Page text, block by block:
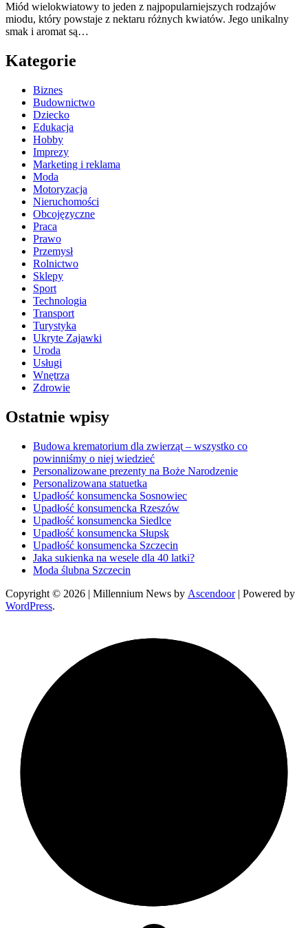
Miód wielokwiatowy to jeden z najpopularniejszych rodzajów
miodu, który powstaje z nektaru różnych kwiatów. Jego unikalny
smak i aromat są…
Kategorie
Biznes
Budownictwo
Dziecko
Edukacja
Hobby
Imprezy
Marketing i reklama
Moda
Motoryzacja
Nieruchomości
Obcojęzyczne
Praca
Prawo
Przemysł
Rolnictwo
Sklepy
Sport
Technologia
Transport
Turystyka
Ukryte Zajawki
Uroda
Usługi
Wnętrza
Zdrowie
Ostatnie wpisy
Budowa krematorium dla zwierząt – wszystko co
powinniśmy o niej wiedzieć
Personalizowane prezenty na Boże Narodzenie
Personalizowana statuetka
Upadłość konsumencka Sosnowiec
Upadłość konsumencka Rzeszów
Upadłość konsumencka Siedlce
Upadłość konsumencka Słupsk
Upadłość konsumencka Szczecin
Jaka sukienka na wesele dla 40 latki?
Moda ślubna Szczecin
Copyright © 2026 | Millennium News by Ascendoor| Powered by
WordPress.